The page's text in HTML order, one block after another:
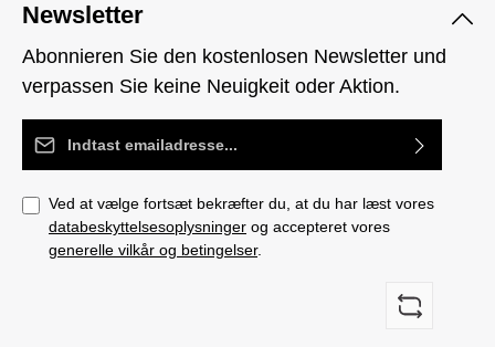
Newsletter
Abonnieren Sie den kostenlosen Newsletter und
verpassen Sie keine Neuigkeit oder Aktion.
Email adresse*
Ved at vælge fortsæt bekræfter du, at du har læst vores
databeskyttelsesoplysninger og accepteret vores
generelle vilkår og betingelser.